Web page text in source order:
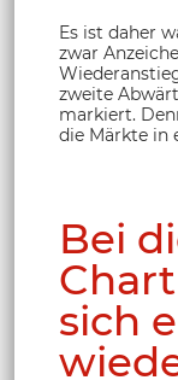
Es ist daher
zwar
zweite
markiert.
die Märkte in
Bei
sich